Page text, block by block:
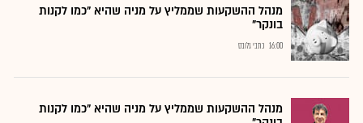
מנהל ההשקעות שממליץ על מניה שהיא "כמו לקנות
בונקר"
16:00 כתבי גלובס
מנהל ההשקעות שממליץ על מניה שהיא "כמו לקנות